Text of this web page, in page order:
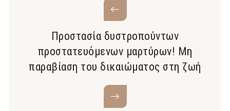
Προστασία δυστροπούντων
προστατευόμενων μαρτύρων! Μη
παραβίαση του δικαιώματος στη ζωή